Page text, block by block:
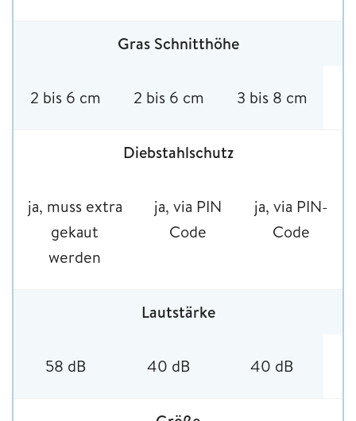
Gras Schnitthöhe
2 bis 6 cm 2 bis 6 cm 3 bis 8 cm
Diebstahlschutz
ja, muss extra
gekaut
werden
ja, via PIN
Code
ja, via PIN-
Code
Lautstärke
58 dB 40 dB 40 dB